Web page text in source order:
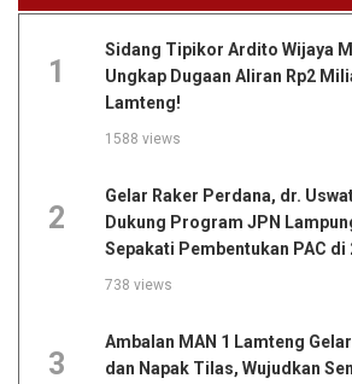
1
Sidang Tipikor Ardito Wijaya
Ungkap Dugaan Aliran Rp2
Lamteng!
1588 views
2
Gelar Raker Perdana, dr.
Dukung Program JPN
Sepakati Pembentukan PAC di
738 views
3
Ambalan MAN 1 Lamteng
dan Napak Tilas, Wujudkan